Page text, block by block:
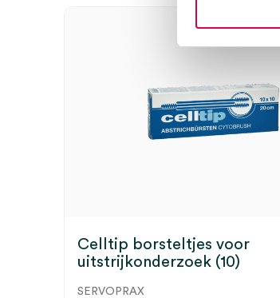
Celltip borsteltjes voor
uitstrijkonderzoek (10)
SERVOPRAX